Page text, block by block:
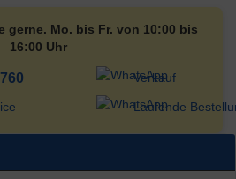
gerne. Mo. bis Fr. von 10:00 bis
16:00 Uhr
Verkauf
Laufende